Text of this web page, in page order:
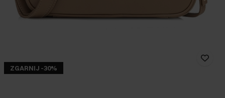
ZGARNIJ -30%